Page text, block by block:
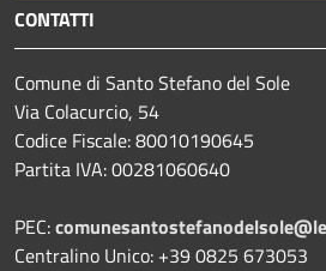
CONTATTI
Comune di Santo Stefano del Sole
Via Colacurcio, 54
Codice Fiscale: 80010190645
Partita IVA: 00281060640
PEC:
Centralino Unico: +39 0825 673053